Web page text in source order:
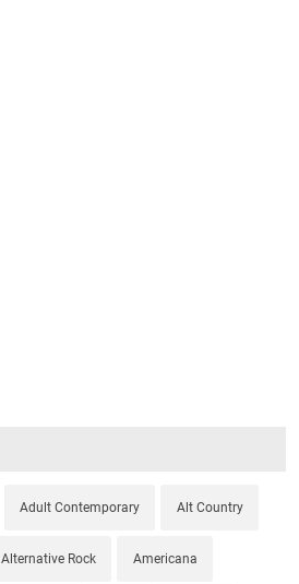
Adult Contemporary Alt Country
Alternative Rock Americana